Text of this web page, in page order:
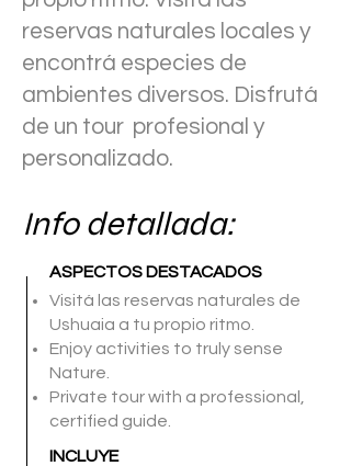
reservas naturales locales y
encontrá especies de
ambientes diversos. Disfrutá
de un tour profesional y
personalizado.
Info detallada:
ASPECTOS DESTACADOS
Visitá las reservas naturales de
Ushuaia a tu propio ritmo.
Enjoy activities to truly sense
Nature
Private tour with a professional,
certified guide.
INCLUYE